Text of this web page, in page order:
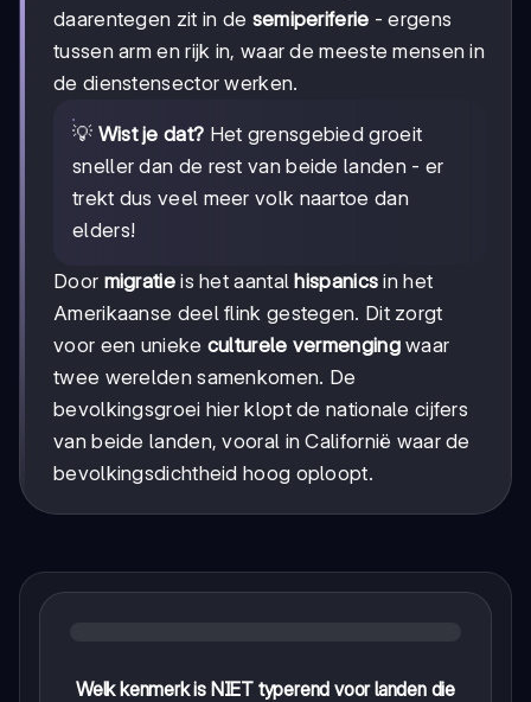
daarentegen zit in de semiperiferie - ergens
tussen arm en rijk in, waar de meeste mensen in
de dienstensector werken.
💡 Wist je dat? Het grensgebied groeit
sneller dan de rest van beide landen - er
trekt dus veel meer volk naartoe dan
elders!
Door migratieis het aantalhispanics in het
Amerikaanse deel flink gestegen. Dit zorgt
voor een unieke culturele vermengingwaar
twee werelden samenkomen. De
bevolkingsgroei hier klopt de nationale cijfers
van beide landen, vooral in Californië waar de
bevolkingsdichtheid hoog oploopt.
Welk kenmerk is NIET typerend voor landen die